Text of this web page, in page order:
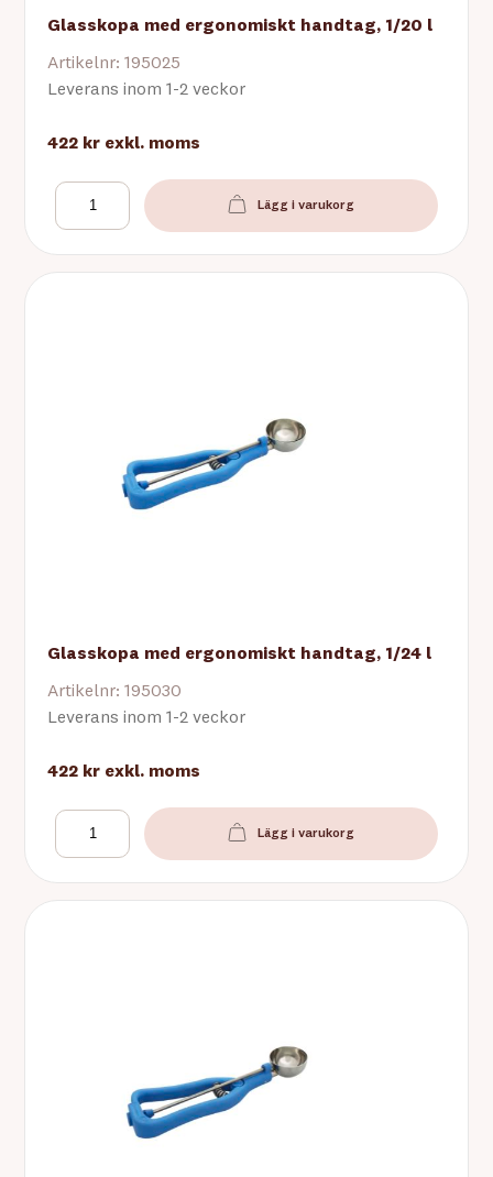
Glasskopa med ergonomiskt handtag, 1/20 l
Artikelnr: 195025
Leverans inom 1-2 veckor
422 kr exkl. moms
Lägg i varukorg
Glasskopa med ergonomiskt handtag, 1/24 l
Artikelnr: 195030
Leverans inom 1-2 veckor
422 kr exkl. moms
Lägg i varukorg